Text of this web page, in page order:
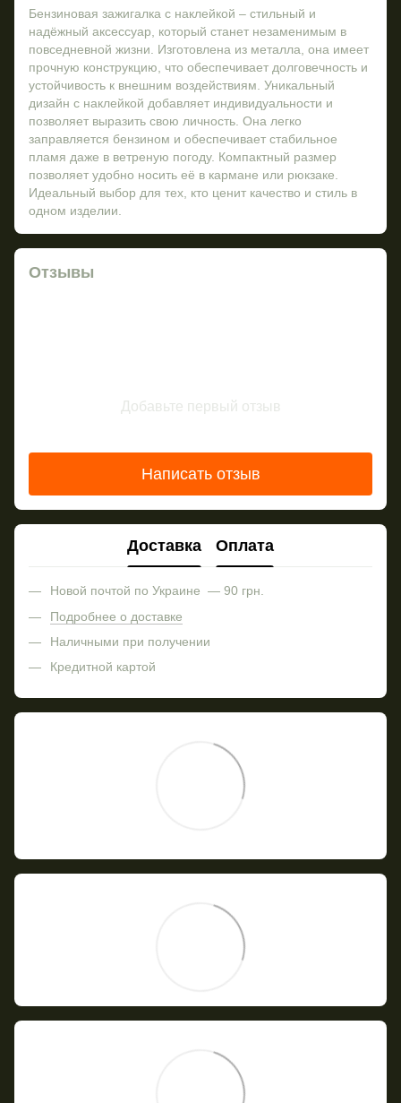
Бензиновая зажигалка с наклейкой – стильный и
надёжный аксессуар, который станет незаменимым в
повседневной жизни. Изготовлена из металла, она имеет
прочную конструкцию, что обеспечивает долговечность и
устойчивость к внешним воздействиям. Уникальный
дизайн с наклейкой добавляет индивидуальности и
позволяет выразить свою личность. Она легко
заправляется бензином и обеспечивает стабильное
пламя даже в ветреную погоду. Компактный размер
позволяет удобно носить её в кармане или рюкзаке.
Идеальный выбор для тех, кто ценит качество и стиль в
одном изделии.
Отзывы
Добавьте первый отзыв
Написать отзыв
Доставка Оплата
Новой почтой по Украине — 90 грн.
Подробнее о доставке
Наличными при получении
Кредитной картой